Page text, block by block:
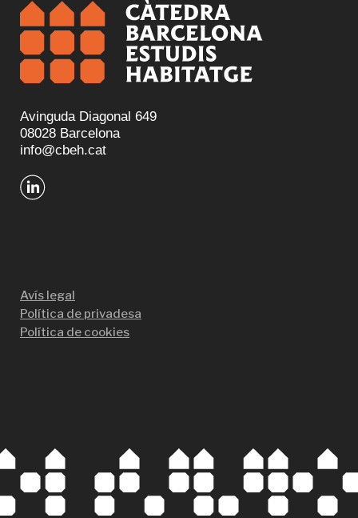
Avinguda Diagonal 649
08028 Barcelona
info@cbeh.cat
Avís legal
Política de privadesa
Política de cookies